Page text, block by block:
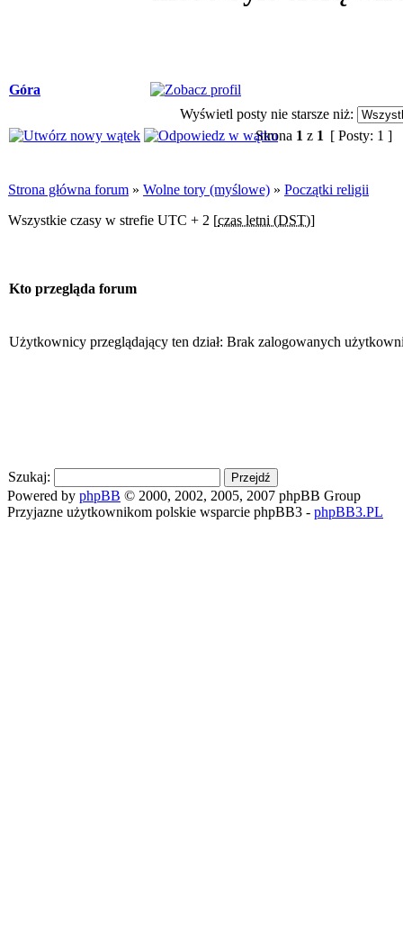
Góra
Wyświetl posty nie starsze niż:
Strona 1 z 1 [ Posty: 1 ]
Strona główna forum » Wolne tory (myślowe) » Początki religii
Wszystkie czasy w strefie UTC + 2 [czas letni (DST)]
Kto przegląda forum
Użytkownicy przeglądający ten dział: Brak zalogowanych
Szukaj:
Powered by phpBB © 2000, 2002, 2005, 2007 phpBB Group
Przyjazne użytkownikom polskie wsparcie phpBB3 - phpBB3.PL